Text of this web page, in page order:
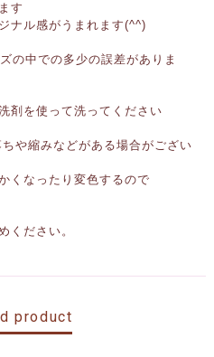
す
ナル感がうまれます(^^)
の中での多少の誤差がありま
剤を使って洗ってください
や縮みなどがある場合がござい
くなったり変色するので
ください。
product